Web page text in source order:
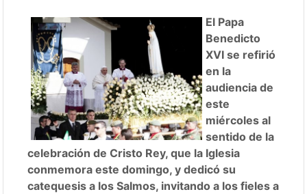
El Papa
Benedicto
XVI se refirió
en la
audiencia de
este
miércoles al
sentido de la
celebración de Cristo Rey, que la Iglesia
conmemora este domingo, y dedicó su
catequesis a los Salmos, invitando a los fieles a